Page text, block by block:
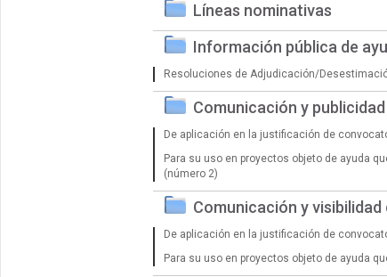
Líneas nominativas
Información pública de
Resoluciones de Adjudicación/
Comunicación y
De aplicación en la justificación de
Para su uso en proyectos objeto de ayuda
(número 2)
Comunicación y
De aplicación en la justificación de
Para su uso en proyectos objeto de ayuda